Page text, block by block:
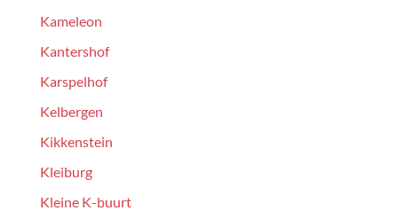
Kameleon
Kantershof
Karspelhof
Kelbergen
Kikkenstein
Kleiburg
Kleine K-buurt